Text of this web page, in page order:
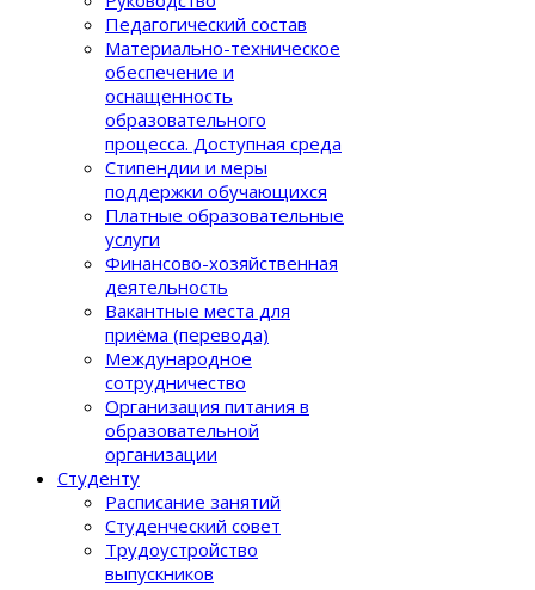
Педагогический состав
Материально-техническое
обеспечение и
оснащенность
образовательного
процеcса. Доступная среда
Стипендии и меры
поддержки обучающихся
Платные образовательные
услуги
Финансово-хозяйственная
деятельность
Вакантные места для
приёма (перевода)
Международное
сотрудничество
Организация питания в
образовательной
организации
Студенту
Расписание занятий
Студенческий совет
Трудоустройство
выпускников